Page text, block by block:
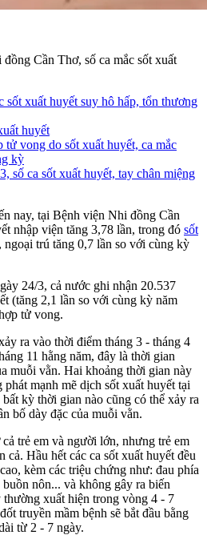
Cần Thơ, số ca mắc sốt xuất
sốt xuất huyết suy hô hấp, tổn thương
huyết
tử vong do sốt xuất huyết, ca mắc
kỳ
số ca sốt xuất huyết, tay chân miệng
nay, tại Bệnh viện Nhi đồng Cần
nhập viện tăng 3,78 lần, trong đó sốt
ngoại trú tăng 0,7 lần so với cùng kỳ
24/3, cả nước ghi nhận 20.537
(tăng 2,1 lần so với cùng kỳ năm
tử vong.
ra vào thời điểm tháng 3 - tháng 4
11 hằng năm, đây là thời gian
muỗi vằn. Hai khoảng thời gian này
mạnh mẽ dịch sốt xuất huyết tại
kỳ thời gian nào cũng có thể xảy ra
bố dày đặc của muỗi vằn.
trẻ em và người lớn, nhưng trẻ em
cả. Hầu hết các ca sốt xuất huyết đều
kèm các triệu chứng như: đau phía
nôn... và không gây ra biến
xuất hiện trong vòng 4 - 7
truyền mầm bệnh sẽ bắt đầu bằng
từ 2 - 7 ngày.